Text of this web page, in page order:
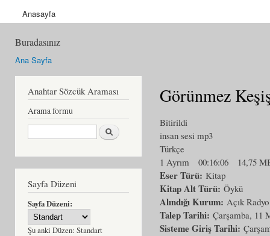
Anasayfa
Buradasınız
Ana Sayfa
Anahtar Sözcük Araması
Arama formu
Ara
Sayfa Düzeni
Sayfa Düzeni:
Şu anki Düzen: Standart
Görünmez
Bitirildi
insan sesi mp3
Türkçe
1 Ayrım
00:16:06 14,75
Eser Türü: Kitap
Kitap Alt Türü: Öykü
Alındığı Kurum: Açık Radyo
Talep Tarihi: Çarşamba, 11
Sisteme Giriş Tarihi: